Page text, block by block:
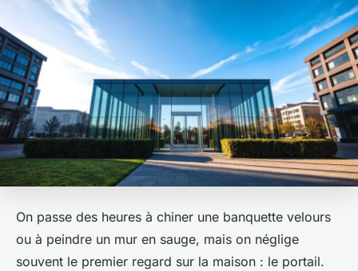
On passe des heures à chiner une banquette velours
ou à peindre un mur en sauge, mais on néglige
souvent le premier regard sur la maison : le portail.